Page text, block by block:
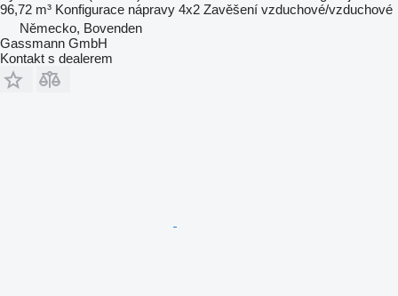
96,72 m³ Konfigurace nápravy 4x2 Zavěšení vzduchové/vzduchové
Německo, Bovenden
Gassmann GmbH
Kontakt s dealerem